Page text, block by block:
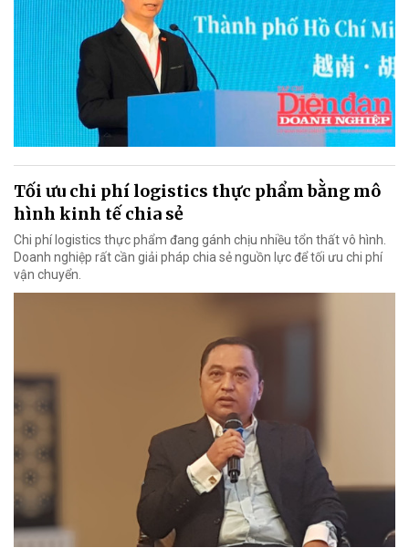
Tối ưu chi phí logistics thực phẩm bằng mô
hình kinh tế chia sẻ
Chi phí logistics thực phẩm đang gánh chịu nhiều tổn thất vô hình.
Doanh nghiệp rất cần giải pháp chia sẻ nguồn lực để tối ưu chi phí
vận chuyển.